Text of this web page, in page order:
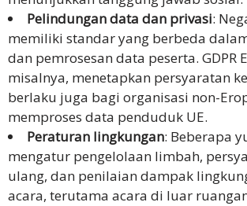
Pelindungan data dan privasi:
memiliki standar yang berbeda
dan pemrosesan data peserta. GDPR
misalnya, menetapkan persyaratan
berlaku juga bagi organisasi non-
memproses data penduduk UE.
Peraturan lingkungan: Beberapa
mengatur pengelolaan limbah,
ulang, dan penilaian dampak
acara, terutama acara di luar